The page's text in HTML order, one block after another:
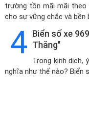
trường tồn mãi mãi theo
cho sự vững chắc và bền
4 Biển số xe
Thăng"
Trong kinh dịch,
nghĩa như thế nào? Biển